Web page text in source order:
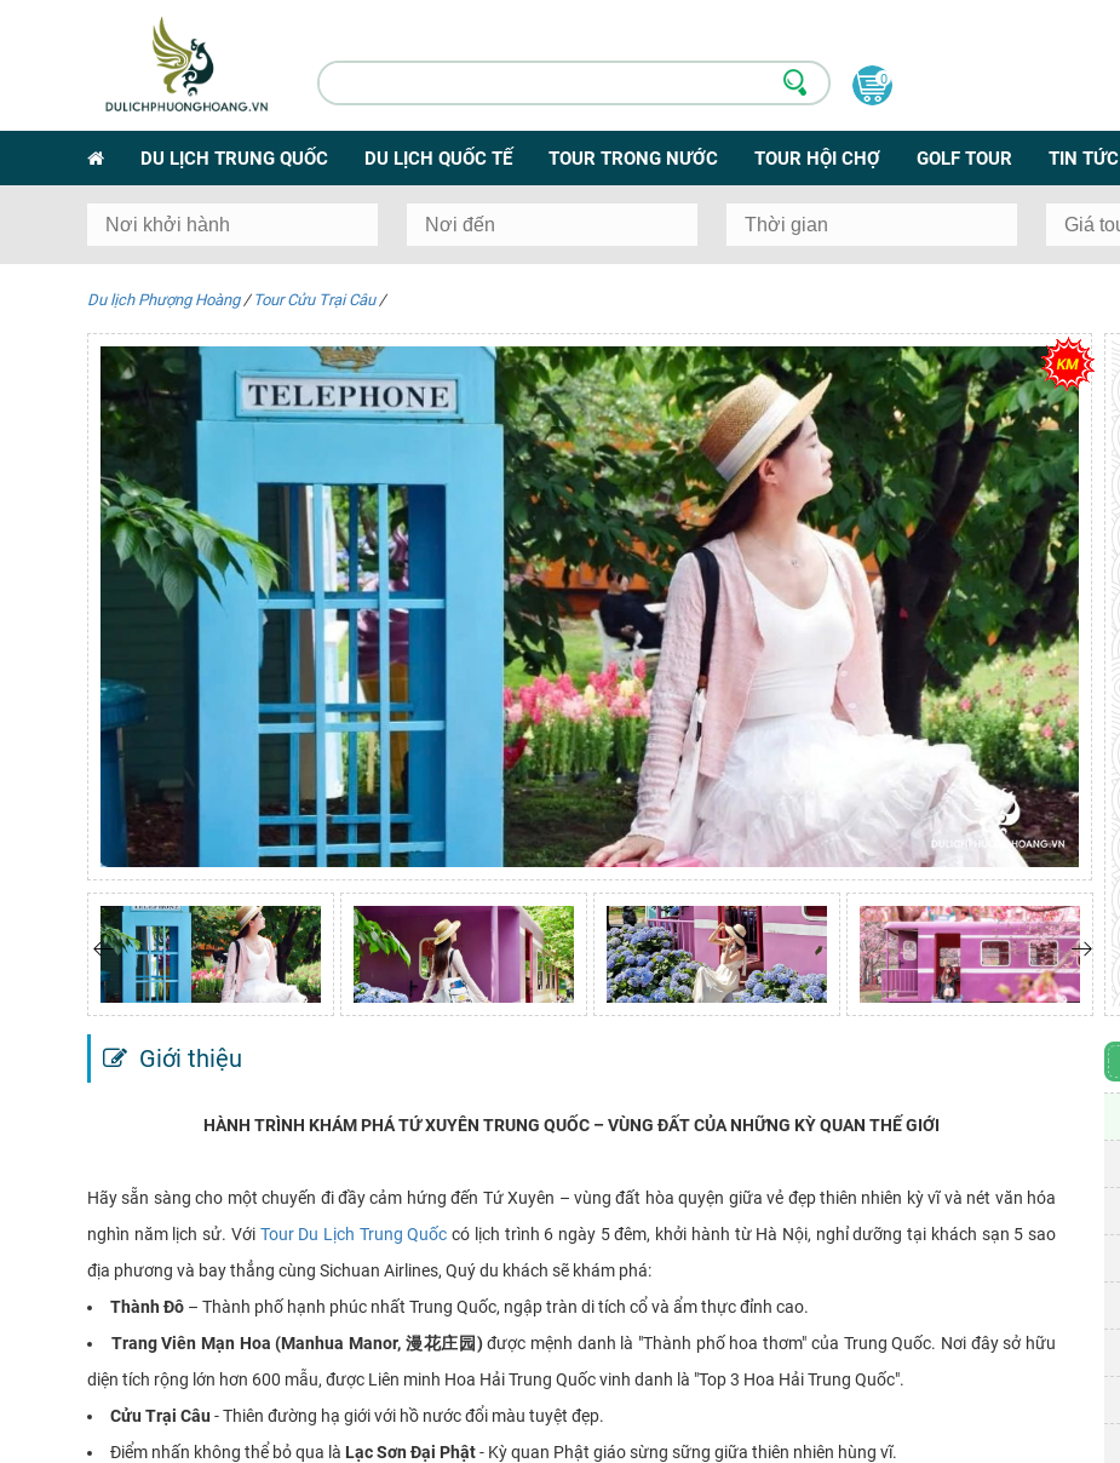
0
DU LỊCH TRUNG QUỐC DU LỊCH QUỐC TẾ TOUR TRONG NƯỚC TOUR HỘI CHỢ GOLF TOUR TIN TỨC
Du lịch Phượng Hoàng / Tour Cửu Trại Câu /
Giới thiệu
HÀNH TRÌNH KHÁM PHÁ TỨ XUYÊN TRUNG QUỐC – VÙNG ĐẤT CỦA NHỮNG KỲ QUAN THẾ GIỚI
Hãy sẵn sàng cho một chuyến đi đầy cảm hứng đến Tứ Xuyên – vùng đất hòa quyện giữa vẻ đẹp thiên nhiên kỳ vĩ và nét văn hóa
nghìn năm lịch sử. Với Tour Du Lịch Trung Quốc có lịch trình 6 ngày 5 đêm, khởi hành từ Hà Nội, nghỉ dưỡng tại khách sạn 5 sao
địa phương và bay thẳng cùng Sichuan Airlines, Quý du khách sẽ khám phá:
Thành Đô – Thành phố hạnh phúc nhất Trung Quốc, ngập tràn di tích cổ và ẩm thực đỉnh cao.
Trang Viên Mạn Hoa(Manhua Manor, 漫花庄园)được mệnh danh là "Thành phố hoa thơm" của Trung Quốc. Nơi đây sở hữu
diện tích rộng lớn hơn 600 mẫu, được Liên minh Hoa Hải Trung Quốc vinh danh là "Top 3 Hoa Hải Trung Quốc".
Cửu Trại Câu - Thiên đường hạ giới với hồ nước đổi màu tuyệt đẹp.
Điểm nhấn không thể bỏ qua là Lạc Sơn Đại Phật- Kỳ quan Phật giáo sừng sững giữa thiên nhiên hùng vĩ.